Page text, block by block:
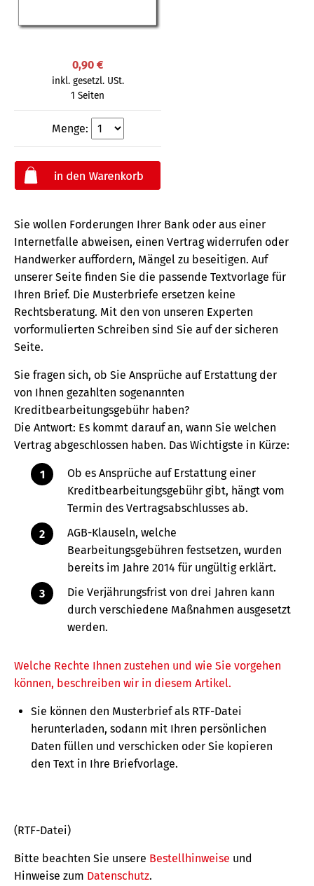
0,90 €
inkl. gesetzl. USt.
1 Seiten
Menge:
Sie wollen Forderungen Ihrer Bank oder aus einer
Internetfalle abweisen, einen Vertrag widerrufen oder
Handwerker auffordern, Mängel zu beseitigen. Auf
unserer Seite finden Sie die passende Textvorlage für
Ihren Brief. Die Musterbriefe ersetzen keine
Rechtsberatung. Mit den von unseren Experten
vorformulierten Schreiben sind Sie auf der sicheren
Seite.
Sie fragen sich, ob Sie Ansprüche auf Erstattung der
von Ihnen gezahlten sogenannten
Kreditbearbeitungsgebühr haben?
Die Antwort: Es kommt darauf an, wann Sie welchen
Vertrag abgeschlossen haben. Das Wichtigste in Kürze:
Ob es Ansprüche auf Erstattung einer
Kreditbearbeitungsgebühr gibt, hängt vom
Termin des Vertragsabschlusses ab.
AGB-Klauseln, welche
Bearbeitungsgebühren festsetzen, wurden
bereits im Jahre 2014 für ungültig erklärt.
Die Verjährungsfrist von drei Jahren kann
durch verschiedene Maßnahmen ausgesetzt
werden.
Welche Rechte Ihnen zustehen und wie Sie vorgehen
können, beschreiben wir in diesem Artikel.
Sie können den Musterbrief als RTF-Datei
herunterladen, sodann mit Ihren persönlichen
Daten füllen und verschicken oder Sie kopieren
den Text in Ihre Briefvorlage.
(RTF-Datei)
Bitte beachten Sie unsere Bestellhinweise und
Hinweise zum Datenschutz.